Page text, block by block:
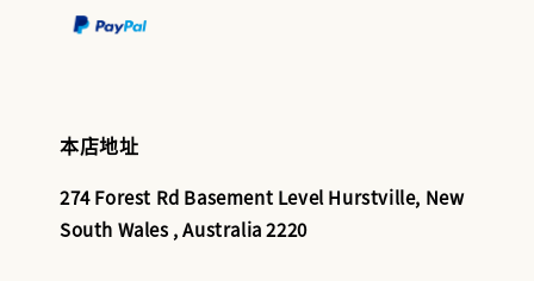
本店地址
274 Forest Rd Basement Level Hurstville, New
South Wales , Australia 2220